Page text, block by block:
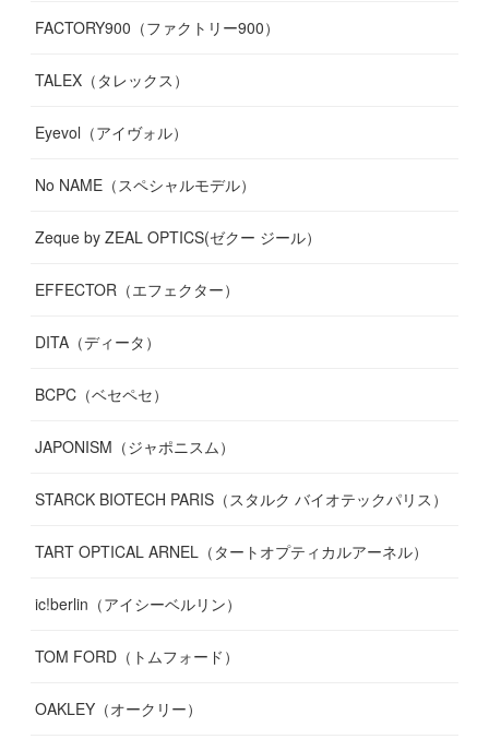
FACTORY900（ファクトリー900）
TALEX（タレックス）
Eyevol（アイヴォル）
No NAME（スペシャルモデル）
Zeque by ZEAL OPTICS(ゼクー ジール）
EFFECTOR（エフェクター）
DITA（ディータ）
BCPC（ベセペセ）
JAPONISM（ジャポニスム）
STARCK BIOTECH PARIS（スタルク バイオテックパリス）
TART OPTICAL ARNEL（タートオプティカルアーネル）
ic!berlin（アイシーベルリン）
TOM FORD（トムフォード）
OAKLEY（オークリー）